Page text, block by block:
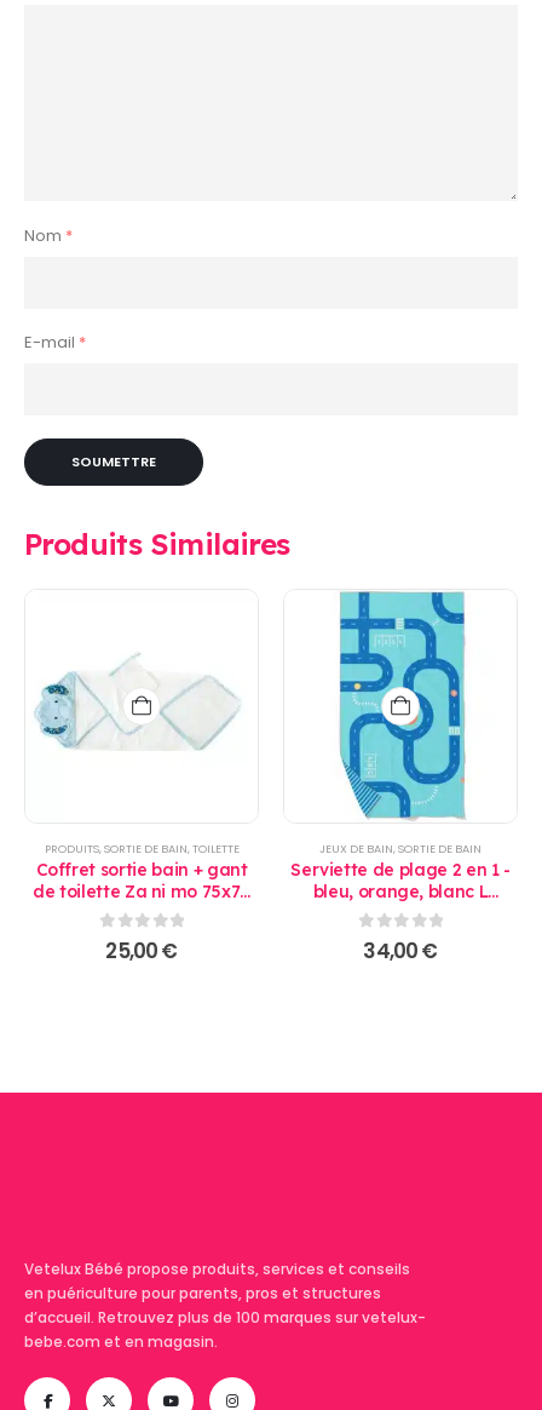
Nom *
E-mail *
Produits Similaires
PRODUITS,SORTIE DE BAIN,TOILETTE
Coffret sortie bain + gant
de toilette Za ni mo 75x75
cm - Domiva
0sur 5
25,00€
JEUX DE BAIN,SORTIE DE BAIN
Serviette de plage 2 en 1 -
bleu, orange, blanc L
180x100cm - Quut
0sur 5
34,00€
Vetelux Bébé propose produits, services et conseils
en puériculture pour parents, pros et structures
d’accueil. Retrouvez plus de 100 marques sur vetelux-
bebe.com et en magasin.